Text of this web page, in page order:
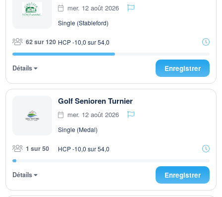
mer. 12 août 2026
Single (Stableford)
62 sur 120 HCP -10,0 sur 54,0
Détails Enregistrer
Golf Senioren Turnier
mer. 12 août 2026
Single (Medal)
1 sur 50 HCP -10,0 sur 54,0
Détails Enregistrer